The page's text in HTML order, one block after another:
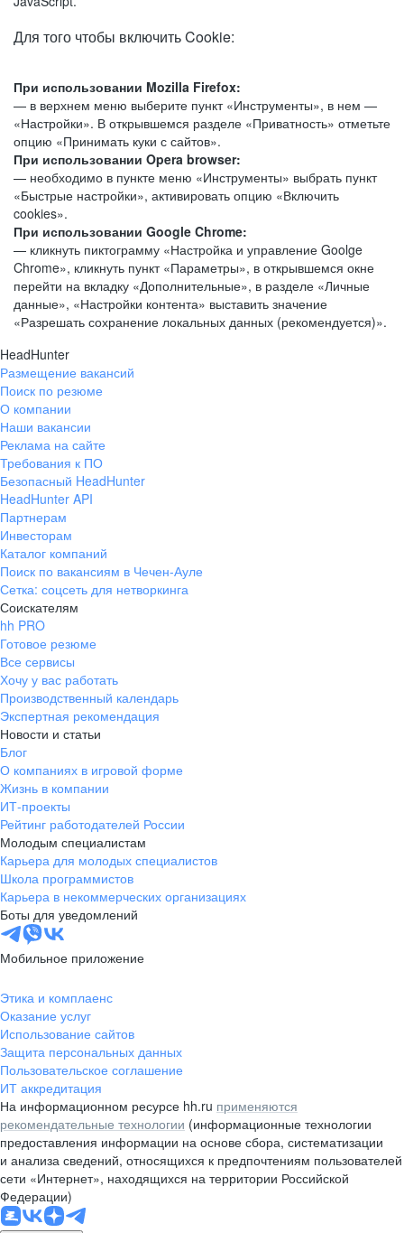
Для того чтобы включить Cookie:
При использовании Mozilla Firefox:
— в верхнем меню выберите пункт «Инструменты», в нем —
«Настройки». В открывшемся разделе «Приватность» отметьте
опцию «Принимать куки с сайтов».
При использовании Opera browser:
— необходимо в пункте меню «Инструменты» выбрать пункт
«Быстрые настройки», активировать опцию «Включить
cookies».
При использовании Google Chrome:
— кликнуть пиктограмму «Настройка и управление Goolge
Chrome», кликнуть пункт «Параметры», в открывшемся окне
перейти на вкладку «Дополнительные», в разделе «Личные
данные», «Настройки контента» выставить значение
«Разрешать сохранение локальных данных (рекомендуется)».
HeadHunter
Размещение вакансий
Поиск по резюме
О компании
Наши вакансии
Реклама на сайте
Требования к ПО
Безопасный HeadHunter
HeadHunter API
Партнерам
Инвесторам
Каталог компаний
Поиск по вакансиям в Чечен-Ауле
Сетка: соцсеть для нетворкинга
Соискателям
hh PRO
Готовое резюме
Все сервисы
Хочу у вас работать
Производственный календарь
Экспертная рекомендация
Новости и статьи
Блог
О компаниях в игровой форме
Жизнь в компании
ИТ-проекты
Рейтинг работодателей России
Молодым специалистам
Карьера для молодых специалистов
Школа программистов
Карьера в некоммерческих организациях
Боты для уведомлений
Мобильное приложение
Этика и комплаенс
Оказание услуг
Использование сайтов
Защита персональных данных
Пользовательское соглашение
ИТ аккредитация
На информационном ресурсе hh.ru применяются
рекомендательные технологии (информационные технологии
предоставления информации на основе сбора, систематизации
и анализа сведений, относящихся к предпочтениям пользователей
сети «Интернет», находящихся на территории Российской
Федерации)